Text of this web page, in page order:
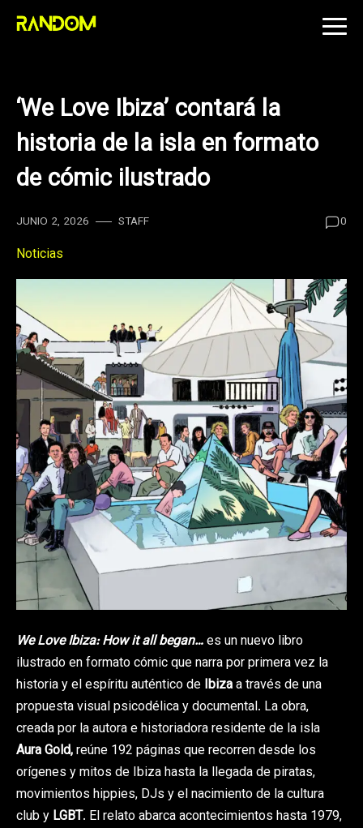
Skip
‘We Love Ibiza’ contará la
historia de la isla en formato
de cómic ilustrado
JUNIO 2, 2026 STAFF 0
Noticias
We Love Ibiza: How it all began…es un nuevo libro
ilustrado en formato cómic que narra por primera vez la
historia y el espíritu auténtico de Ibizaa través de una
propuesta visual psicodélica y documental. La obra,
creada por la autora e historiadora residente de la isla
Aura Gold,reúne 192 páginas que recorren desde los
orígenes y mitos de Ibiza hasta la llegada de piratas,
movimientos hippies, DJs y el nacimiento de la cultura
club y LGBT. El relato abarca acontecimientos hasta 1979,